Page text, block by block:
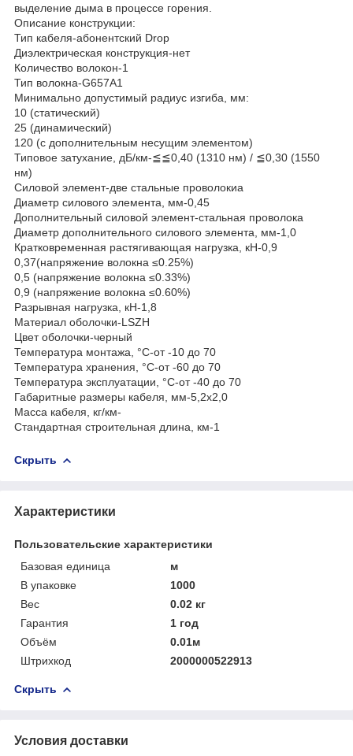
выделение дыма в процессе горения.
Описание конструкции:
Тип кабеля-абонентский Drop
Диэлектрическая конструкция-нет
Количество волокон-1
Тип волокна-G657A1
Минимально допустимый радиус изгиба, мм:
10 (статический)
25 (динамический)
120 (с дополнительным несущим элементом)
Типовое затухание, дБ/км-≦≦0,40 (1310 нм) / ≦0,30 (1550
нм)
Силовой элемент-две стальные проволокиа
Диаметр силового элемента, мм-0,45
Дополнительный силовой элемент-стальная проволока
Диаметр дополнительного силового элемента, мм-1,0
Кратковременная растягивающая нагрузка, кН-0,9
0,37(напряжение волокна ≤0.25%)
0,5 (напряжение волокна ≤0.33%)
0,9 (напряжение волокна ≤0.60%)
Разрывная нагрузка, кН-1,8
Материал оболочки-LSZH
Цвет оболочки-черный
Температура монтажа, °C-от -10 до 70
Температура хранения, °C-от -60 до 70
Температура эксплуатации, °C-от -40 до 70
Габаритные размеры кабеля, мм-5,2х2,0
Масса кабеля, кг/км-
Стандартная строительная длина, км-1
Скрыть
Характеристики
Пользовательские характеристики
Базовая единица
м
В упаковке
1000
Вес
0.02 кг
Гарантия
1 год
Объём
0.01м
Штрихкод
2000000522913
Скрыть
Условия доставки